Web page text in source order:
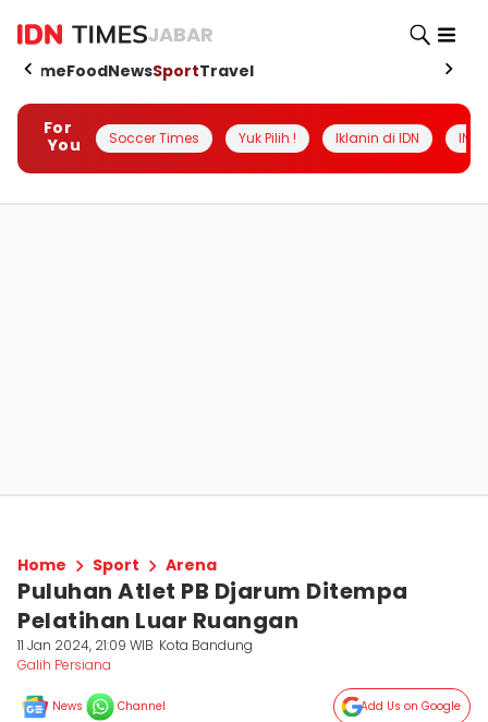
JABAR
HomeFoodNewsSportTravel
For
You
Soccer Times Yuk Pilih ! Iklanin di IDN
Home Sport Arena
Puluhan Atlet PB Djarum Ditempa
Pelatihan Luar Ruangan
11 Jan 2024, 21:09 WIB Kota Bandung
Galih Persiana
News Channel Add Us on Google